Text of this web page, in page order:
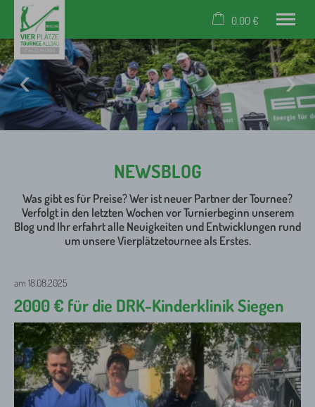
Event
News
Turnierplätze
Partner
Tel.: +49 (0) 83 22 / 300 40 59
0,00 €
×
Warenkorb ist leer
NEWSBLOG
Was gibt es für Preise? Wer ist neuer Partner der Tournee?
Verfolgt in den letzten Wochen vor Turnierbeginn unserem
Blog und Ihr erfahrt alle Neuigkeiten und Entwicklungen rund
um unsere Vierplätzetournee als Erstes.
am 18.08.2025
2000 € für die DRK-Kinderklinik Siegen